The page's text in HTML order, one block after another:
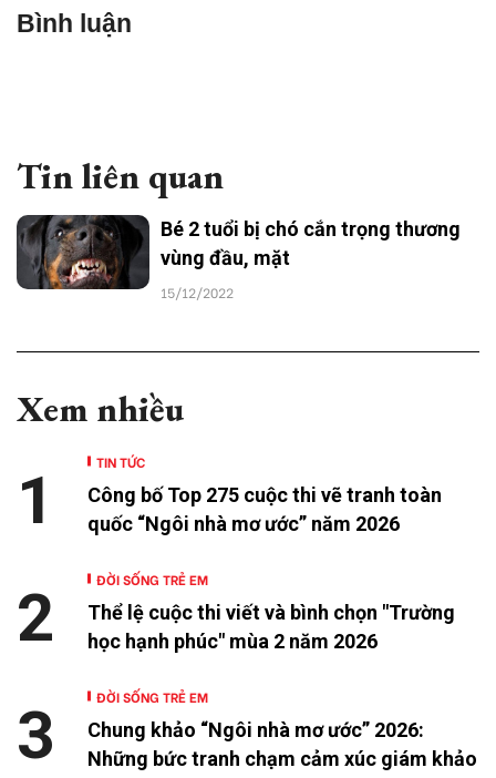
Bình luận
Tin liên quan
Bé 2 tuổi bị chó cắn trọng thương
vùng đầu, mặt
15/12/2022
Xem nhiều
TIN TỨC
Công bố Top 275 cuộc thi vẽ tranh toàn
quốc “Ngôi nhà mơ ước” năm 2026
1
ĐỜI SỐNG TRẺ EM
Thể lệ cuộc thi viết và bình chọn "Trường
học hạnh phúc" mùa 2 năm 2026
2
ĐỜI SỐNG TRẺ EM
Chung khảo “Ngôi nhà mơ ước” 2026:
Những bức tranh chạm cảm xúc giám khảo
3